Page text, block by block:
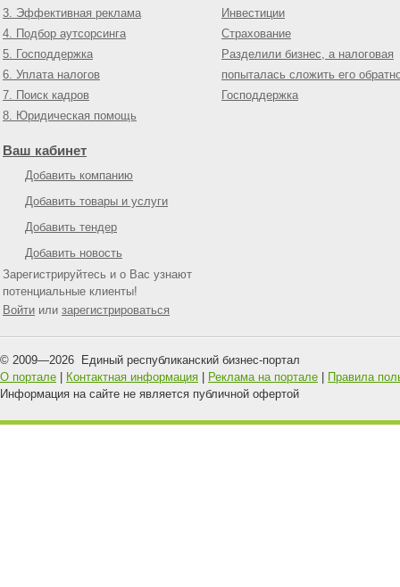
3. Эффективная реклама
4. Подбор аутсорсинга
5. Господдержка
6. Уплата налогов
7. Поиск кадров
8. Юридическая помощь
Инвестиции
Страхование
Разделили бизнес, а налоговая
попыталась сложить его
Господдержка
Ваш кабинет
Добавить компанию
Добавить товары и услуги
Добавить тендер
Добавить новость
Зарегистрируйтесь и о Вас узнают
потенциальные клиенты!
Войти или зарегистрироваться
© 2009—2026 Единый республиканский бизнес-портал
О портале
Контактная информация Реклама на портале
Правила
Информация на сайте не является публичной офертой